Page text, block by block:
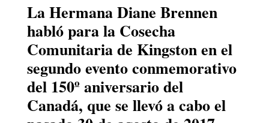
La Hermana Diane Brennen
habló para la Cosecha
Comunitaria de Kingston en el
segundo evento conmemorativo
del 150º aniversario del
Canadá, que se llevó a cabo el